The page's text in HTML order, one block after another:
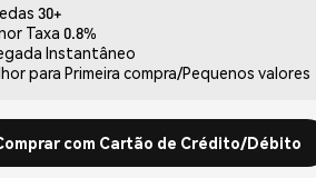
30+
Taxa 0.8%
Instantâneo
para Primeira compra/Pequenos valores
com Cartão de Crédito/Débito